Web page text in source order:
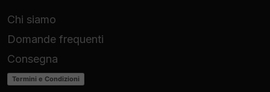
Chi siamo
Domande frequenti
Consegna
Termini e Condizioni